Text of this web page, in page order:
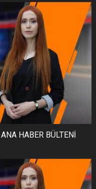
HABER BÜLTENİ